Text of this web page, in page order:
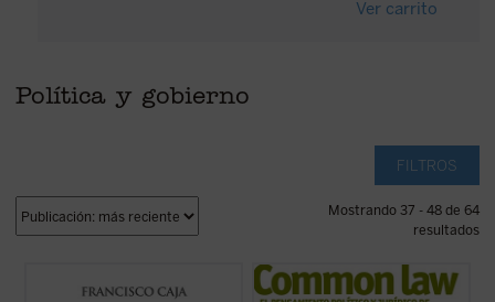
Ver carrito
Política y gobierno
FILTROS
Mostrando 37 - 48 de 64
resultados
y última entrega de un libro que trata de
common law
es orden jurídico, pero
también y, al mismo tiempo, orden político.